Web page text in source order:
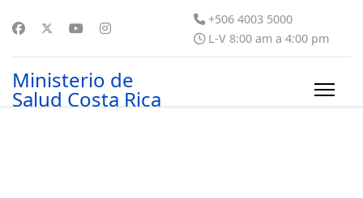
+506 4003 5000
L-V 8:00 am a 4:00 pm
Ministerio de
Salud Costa Rica